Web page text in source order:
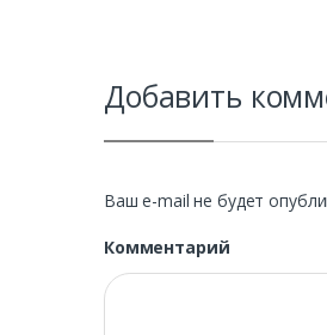
Добавить
Ваш e-mail не будет
Комментарий